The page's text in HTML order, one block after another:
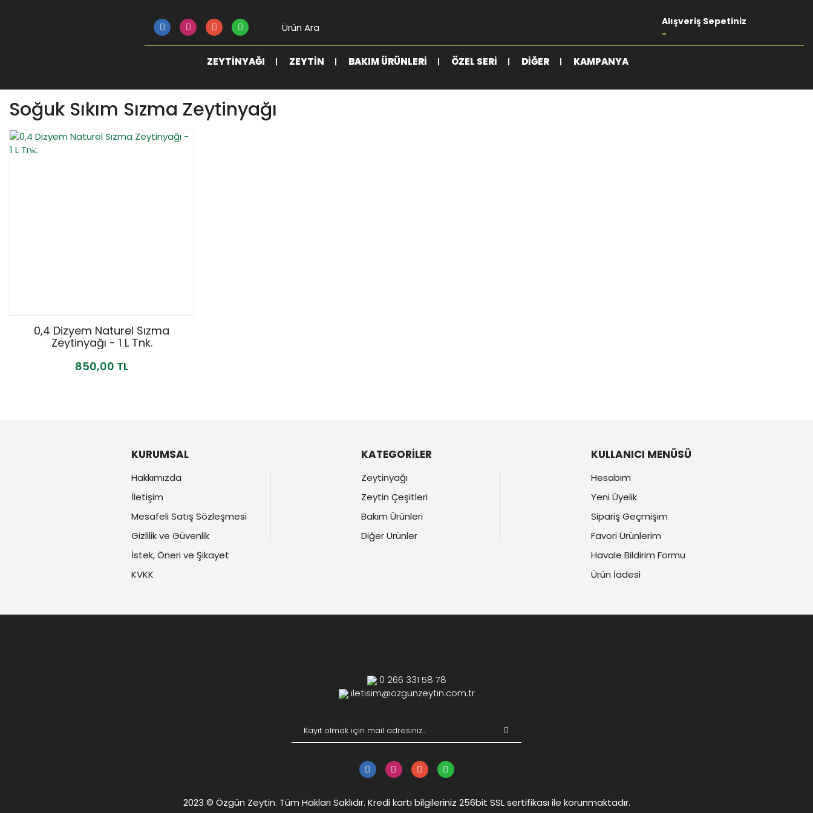
Alışveriş Sepetiniz
-
ZEYTINYAĞI ZEYTIN BAKIM ÜRÜNLERI ÖZEL SERI DIĞER KAMPANYA
Soğuk Sıkım Sızma Zeytinyağı
YENİ
0,4 Dizyem Naturel Sızma
Zeytinyağı - 1 L Tnk.
850,00 TL
KURUMSAL
Hakkımızda
İletişim
Mesafeli Satış Sözleşmesi
Gizlilik ve Güvenlik
İstek, Öneri ve Şikayet
KVKK
KATEGORİLER
Zeytinyağı
Zeytin Çeşitleri
Bakım Ürünleri
Diğer Ürünler
KULLANICI MENÜSÜ
Hesabım
Yeni Üyelik
Sipariş Geçmişim
Favori Ürünlerim
Havale Bildirim Formu
Ürün İadesi
0 266 331 58 78
iletisim@ozgunzeytin.com.tr
2023 © Özgün Zeytin. Tüm Hakları Saklıdır. Kredi kartı bilgileriniz 256bit SSL sertifikası ile korunmaktadır.